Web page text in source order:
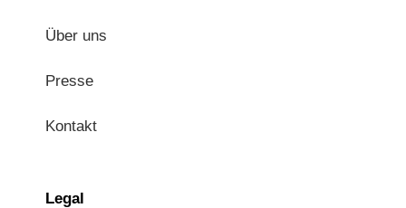
Über uns
Presse
Kontakt
Legal